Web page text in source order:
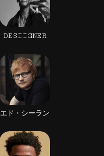
DESIIGNER
エド・シーラン